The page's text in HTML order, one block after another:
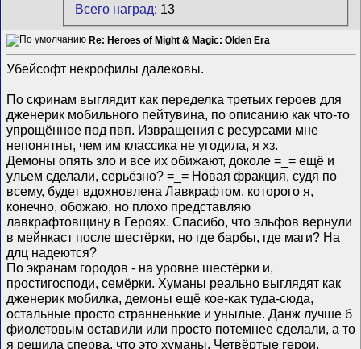
Всего наград: 13
Re: Heroes of Might & Magic: Olden Era
Убейсофт некрофилы далековы.
По скринам выглядит как переделка третьих героев для
дженерик мобильного пейтувина, по описанию как что-то
упрощённое под пвп. Извращения с ресурсами мне
непонятны, чем им классика не угодила, я хз.
Демоны опять зло и все их обижают, доколе =_= ещё и
ульем сделали, серьёзно? =_= Новая фракция, судя по
всему, будет вдохновлена Лавкрафтом, которого я,
конечно, обожаю, но плохо представляю
лавкрафтовщину в Героях. Спасибо, что эльфов вернули
в мейнкаст после шестёрки, но где барбы, где маги? На
длц надеются?
По экранам городов - на уровне шестёрки и,
простигосподи, семёрки. Хуманы реально выглядят как
дженерик мобилка, демоны ещё кое-как туда-сюда,
остальные просто странненькие и унылые. Данж лучше б
фиолетовым оставили или просто потемнее сделали, а то
я решила сперва, что это хуманы. Четвёртые герои,